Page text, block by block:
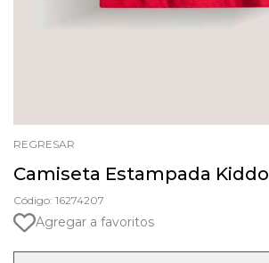
REGRESAR
Camiseta Estampada Kiddo
Código: 16274207
Agregar a favoritos